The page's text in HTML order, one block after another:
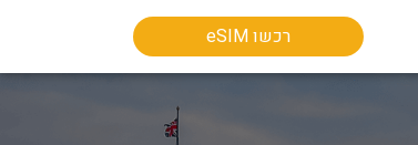
רכשו eSIM